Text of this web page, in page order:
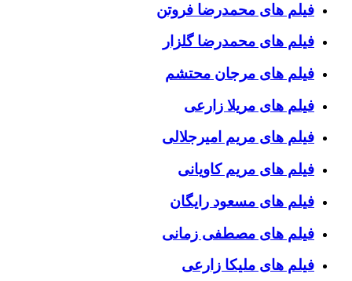
فیلم های محمدرضا فروتن
فیلم های محمدرضا گلزار
فیلم های مرجان محتشم
فیلم های مریلا زارعی
فیلم های مریم امیرجلالی
فیلم های مریم کاویانی
فیلم های مسعود رایگان
فیلم های مصطفی زمانی
فیلم های ملیکا زارعی